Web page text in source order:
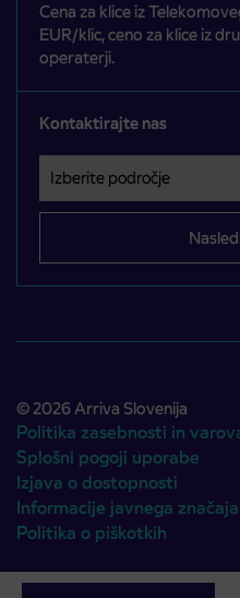
Cena za klice iz
EUR/klic, ceno za klice iz
operaterji.
Kontaktirajte nas
Izberite področje
Področje je obvezno izbrati.
© 2026 Arriva Slovenija
Politika zasebnosti in
Splošni pogoji uporabe
Izjava o dostopnosti
Informacije javnega značaja
Politika o piškotkih
Avtorji:Emigma